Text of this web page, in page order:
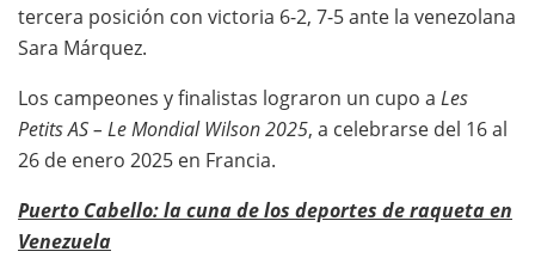
tercera posición con victoria 6-2, 7-5 ante la venezolana
Sara Márquez.
Los campeones y finalistas lograron un cupo a Les
Petits AS – Le Mondial Wilson 2025, a celebrarse del 16 al
26 de enero 2025 en Francia.
Puerto Cabello: la cuna de los deportes de raqueta en
Venezuela